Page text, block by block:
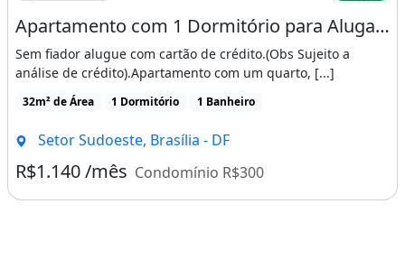
Apartamento com 1 Dormitório para Alugar, 32 M² por R$ 1.100/Mês - Sudoeste
Sem fiador alugue com cartão de crédito.(Obs Sujeito a
análise de crédito).Apartamento com um quarto, [...]
32m² de Área 1 Dormitório 1 Banheiro
Setor Sudoeste, Brasília - DF
R$1.140 /mês Condomínio R$300